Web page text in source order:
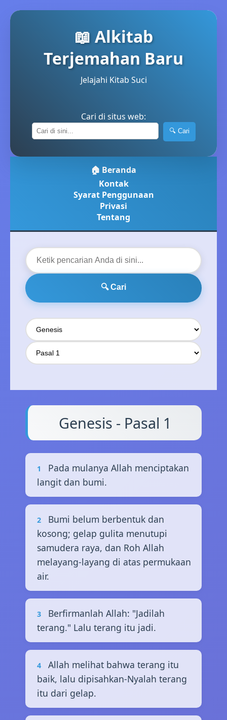
📖 Alkitab
Terjemahan Baru
Jelajahi Kitab Suci
Cari di situs web:
🔍 Cari
🏠 Beranda
Kontak
Syarat Penggunaan
Privasi
Tentang
🔍 Cari
Genesis - Pasal 1
1
Pada mulanya Allah menciptakan
langit dan bumi.
2
Bumi belum berbentuk dan
kosong; gelap gulita menutupi
samudera raya, dan Roh Allah
melayang-layang di atas permukaan
air.
3
Berfirmanlah Allah: "Jadilah
terang." Lalu terang itu jadi.
4
Allah melihat bahwa terang itu
baik, lalu dipisahkan-Nyalah terang
itu dari gelap.